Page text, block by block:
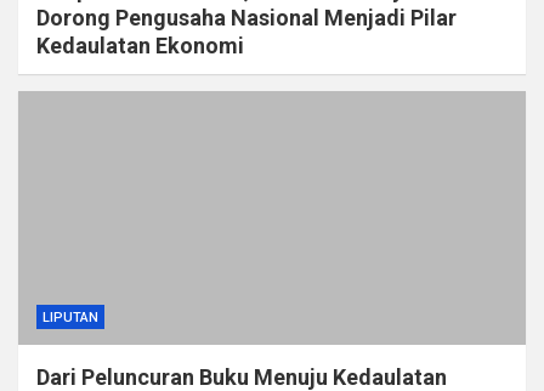
Dorong Pengusaha Nasional Menjadi Pilar
Kedaulatan Ekonomi
LIPUTAN
Dari Peluncuran Buku Menuju Kedaulatan